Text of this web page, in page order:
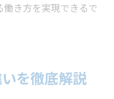
き方を実現できるで
を徹底解説